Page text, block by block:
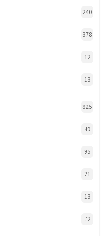
240
378
12
13
825
49
95
21
13
72